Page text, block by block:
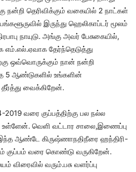
நன்றி தெரிவிக்கும் வகையில் 2 நாட்கள்
இருந்து ஹெலிகாப்டர் மூலம்
நாயுடு. அங்கு அவர் பேசுகையில்,
தேர்ந்தெடுத்து
ஒவ்வொருக்கும் நான் நன்றி
5 ஆண்டுகளில் உங்களின்
வைக்கிறேன்.
2019 வரை குப்பத்திற்கு பல நல்ல
உள்ளேன். வெளி வட்டார சாலை,இணைப்பு
ஆண்டே கிருஷ்ணாநதிநீரை ஹந்திரி-
குப்பம் வரை கொண்டு வருகிறேன்.
விரைவில் வரும்.பசு வளர்ப்பு